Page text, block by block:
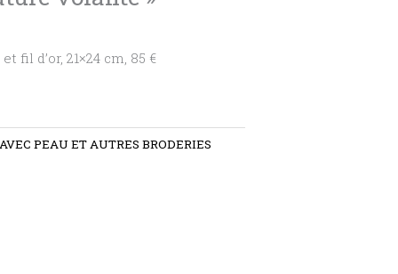
fil d’or, 21×24 cm, 85 €
PEAU ET AUTRES BRODERIES